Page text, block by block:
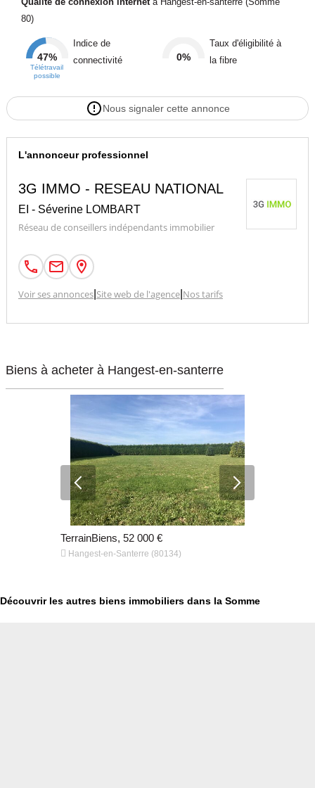
80)
47%
Télétravail
possible
Indice de
connectivité
0%
Taux d'éligibilité à
la fibre
Nous signaler cette annonce
L'annonceur professionnel
3G IMMO - RESEAU NATIONAL
EI - Séverine LOMBART
Réseau de conseillers indépendants immobilier
Voir ses annonces| Site web de l'agence| Nos tarifs
Biens à acheter à Hangest-en-santerre
TerrainBiens, 52 000 €
 Hangest-en-Santerre (80134)
Découvrir les autres biens immobiliers dans la Somme